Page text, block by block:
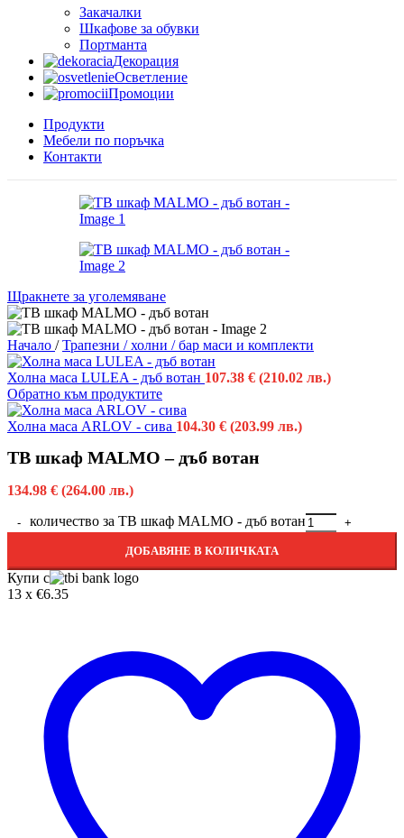
Закачалки
Шкафове за обувки
Портманта
Декорация
Осветление
Промоции
Продукти
Мебели по поръчка
Контакти
Щракнете за уголемяване
Начало / Трапезни / холни / бар маси и комплекти
Холна маса LULEA - дъб вотан 107.38 € (210.02 лв.)
Обратно към продуктите
Холна маса ARLOV - сива 104.30 € (203.99 лв.)
ТВ шкаф MALMO – дъб вотан
134.98 € (264.00 лв.)
количество за ТВ шкаф MALMO - дъб вотан
ДОБАВЯНЕ В КОЛИЧКАТА
Купи с
13 x €6.35